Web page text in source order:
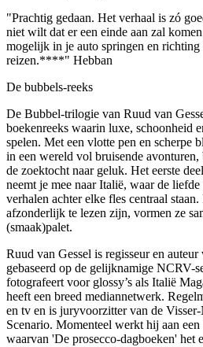
"Prachtig gedaan. Het verhaal is zó
niet wilt dat er een einde aan zal
mogelijk in je auto springen en richting
reizen.****" Hebban
De bubbels-reeks
De Bubbel-trilogie van Ruud van
boekenreeks waarin luxe, schoonheid
spelen. Met een vlotte pen en scherpe
in een wereld vol bruisende
de zoektocht naar geluk. Het eerste
neemt je mee naar Italië, waar de
verhalen achter elke fles centraal
afzonderlijk te lezen zijn, vormen ze
(smaak)palet.
Ruud van Gessel is regisseur en
gebaseerd op de gelijknamige NCRV-
fotografeert voor glossy’s als Italië
heeft een breed mediannetwerk.
en tv en is juryvoorzitter van de
Scenario. Momenteel werkt hij aan
waarvan 'De prosecco-dagboeken' het